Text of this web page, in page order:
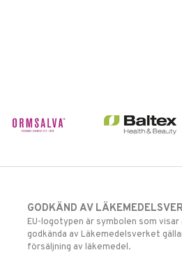
GODKÄND AV
EU-logotypen är symbolen som
godkända av Läkemedelsverket
försäljning av läkemedel.